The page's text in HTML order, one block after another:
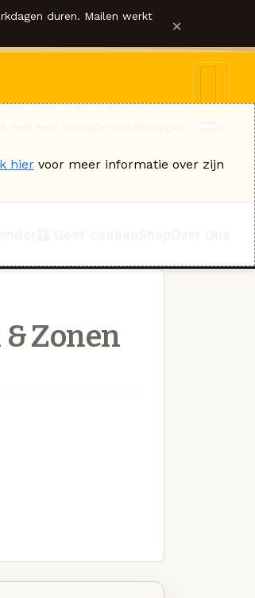
duren. Mailen werkt ×
Zonen
hier voor meer informatie over zijn